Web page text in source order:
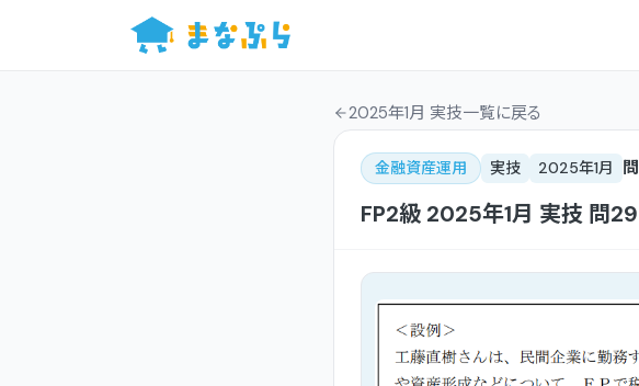
2025年1月 実技一覧に戻る
金融資産運用 実技 2025年1月 問
FP2級 2025年1月 実技 問29